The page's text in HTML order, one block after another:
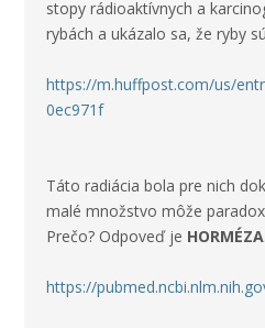
stopy rádioaktívnych a
rybách a ukázalo sa, že ryby
https://m.huffpost.com/us/
0ec971f
Táto radiácia bola pre nich
malé množstvo môže
Prečo? Odpoveď je HORMÉZA
https://